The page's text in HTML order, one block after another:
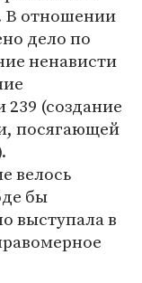
В отношении
дело по
ненависти
239 (создание
посягающей
велось
бы
выступала в